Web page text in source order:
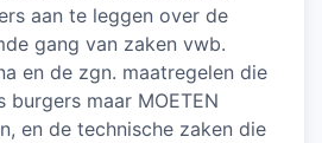
aan te leggen over de
gang van zaken vwb.
en de zgn. maatregelen die
burgers maar MOETEN
en de technische zaken die